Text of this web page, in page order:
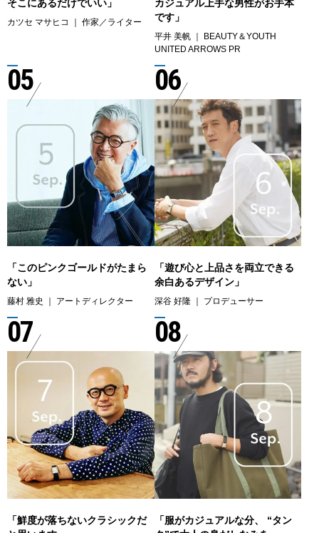
そこにあるだけでいい」
カツセ マサヒコ ｜ 作家／ライター
カジュアル上手な男性がお手本
です」
平井 美帆 ｜ BEAUTY＆YOUTH
UNITED ARROWS PR
05
「このピンクゴールドがたまら
ない」
藤村 雅史 ｜ アートディレクター
06
「遊び心と上品さを両立できる
余白あるデザイン」
深谷 好隆 ｜ プロデューサー
07
「鮮度が落ちないクラシックだ
08
「服がカジュアルな分、 “タン